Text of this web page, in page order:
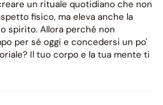
un rituale quotidiano che non
fisico, ma eleva anche la
spirito. Allora perché non
per sé oggi e concedersi un po'
Il tuo corpo e la tua mente ti